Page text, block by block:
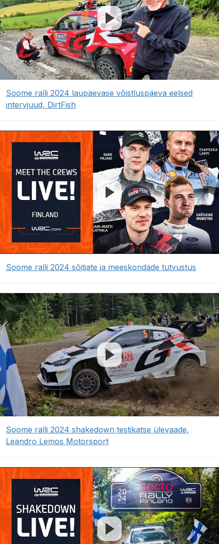
Soome ralli 2024 laupäevase võistluspäeva eelsed
intervjuud, DirtFish
Soome ralli 2024 sõitjate ja meeskondade tutvustus
Soome ralli 2024 shakedown testikatse ülevaade,
Leandro Lemos Motorsport